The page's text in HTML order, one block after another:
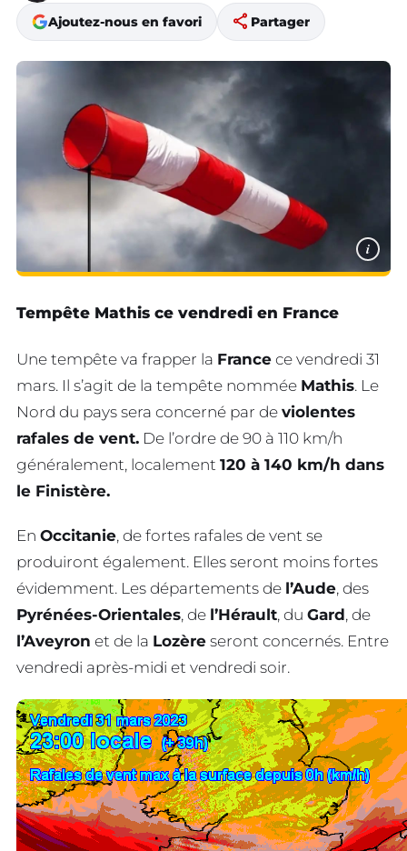
Ajoutez-nous en favori share Partager
i
Tempête Mathis ce vendredi en France
Une tempête va frapper la France ce vendredi 31
mars. Il s’agit de la tempête nommée Mathis. Le
Nord du pays sera concerné par de violentes
rafales de vent. De l’ordre de 90 à 110 km/h
généralement, localement 120 à 140 km/h dans
le Finistère.
En Occitanie, de fortes rafales de vent se
produiront également. Elles seront moins fortes
évidemment. Les départements de l’Aude, des
Pyrénées-Orientales, de l’Hérault, du Gard, de
l’Aveyron et de la Lozère seront concernés. Entre
vendredi après-midi et vendredi soir.